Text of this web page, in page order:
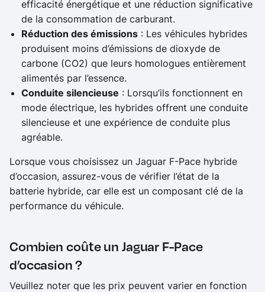
efficacité énergétique et une réduction significative
de la consommation de carburant.
Réduction des émissions : Les véhicules hybrides
produisent moins d’émissions de dioxyde de
carbone (CO2) que leurs homologues entièrement
alimentés par l’essence.
Conduite silencieuse : Lorsqu’ils fonctionnent en
mode électrique, les hybrides offrent une conduite
silencieuse et une expérience de conduite plus
agréable.
Lorsque vous choisissez un Jaguar F-Pace hybride
d’occasion, assurez-vous de vérifier l’état de la
batterie hybride, car elle est un composant clé de la
performance du véhicule.
Combien coûte un Jaguar F-Pace
d’occasion ?
Veuillez noter que les prix peuvent varier en fonction